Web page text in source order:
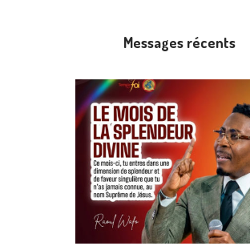
Messages récents